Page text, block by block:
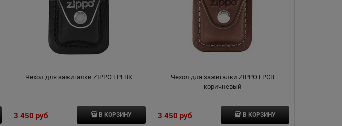
Чехол для зажигалки ZIPPO LPLBK
3 450 руб В КОРЗИНУ
Чехол для зажигалки ZIPPO LPCB
коричневый
3 450 руб В КОРЗИНУ